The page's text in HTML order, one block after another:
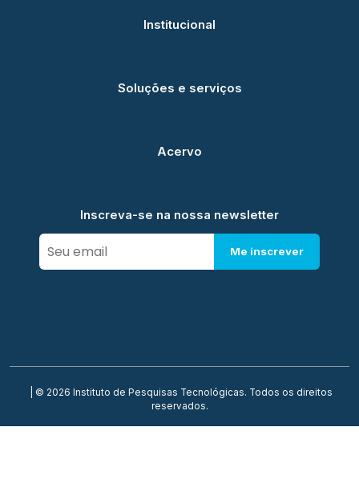
Institucional
Soluções e serviços
Acervo
Inscreva-se na nossa newsletter
Me inscrever
| © 2026 Instituto de Pesquisas Tecnológicas. Todos os direitos
reservados.